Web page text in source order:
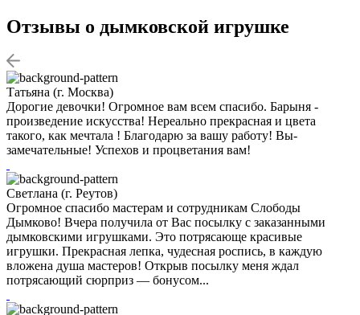
Отзывы о дымковской игрушке
Татьяна (г. Москва)
Дорогие девочки! Огромное вам всем спасибо. Барыня -
произведение искусства! Нереально прекрасная и цвета
такого, как мечтала ! Благодарю за вашу работу! Вы-
замечательные! Успехов и процветания вам!
Светлана (г. Реутов)
Огромное спасибо мастерам и сотрудникам Слободы
Дымково! Вчера получила от Вас посылку с заказанными
дымковскими игрушками. Это потрясающе красивые
игрушки. Прекрасная лепка, чудесная роспись, в каждую
вложена душа мастеров! Открыв посылку меня ждал
потрясающий сюрприз — бонусом...